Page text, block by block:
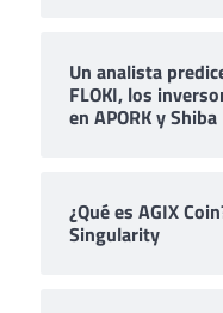
Un analista
FLOKI, los
en APORK y
¿Qué es AGIX
Singularity